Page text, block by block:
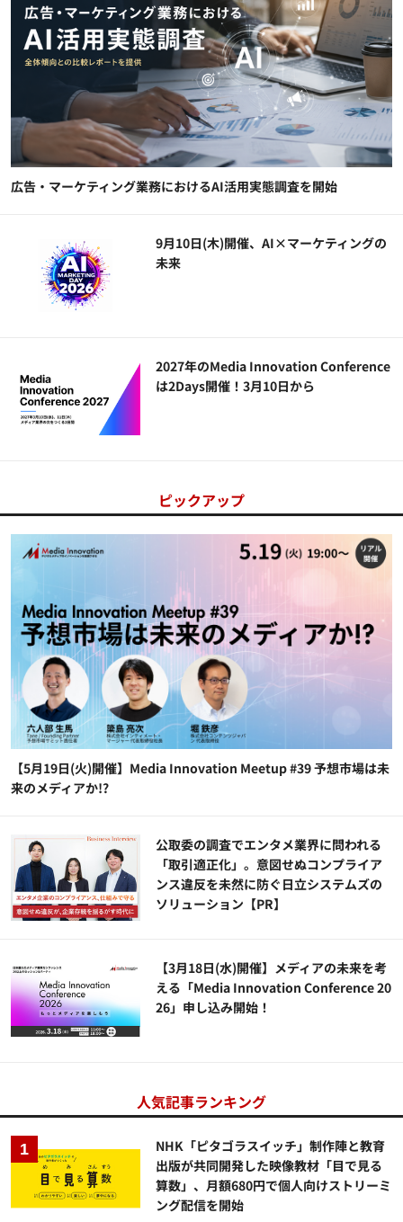
広告・マーケティング業務におけるAI活用実態調査を開始
9月10日(木)開催、AI×マーケティングの
未来
2027年のMedia Innovation Conference
は2Days開催！3月10日から
ピックアップ
【5月19日(火)開催】Media Innovation Meetup #39 予想市場は未
来のメディアか!?
公​​取委の調査でエンタメ業界に問われる
「取引適正化」。意図せぬコンプライア
ンス違反を未然に防ぐ日立システムズの
ソリューション​【PR】
【3月18日(水)開催】メディアの未来を考
える「Media Innovation Conference 20
26」申し込み開始！
人気記事ランキング
NHK「ピタゴラスイッチ」制作陣と教育
出版が共同開発した映像教材「目で見る
算数」、月額680円で個人向けストリーミ
ング配信を開始